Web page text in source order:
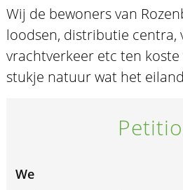
Wij de bewoners van
loodsen, distributie centra,
vrachtverkeer etc ten
stukje natuur wat het
We